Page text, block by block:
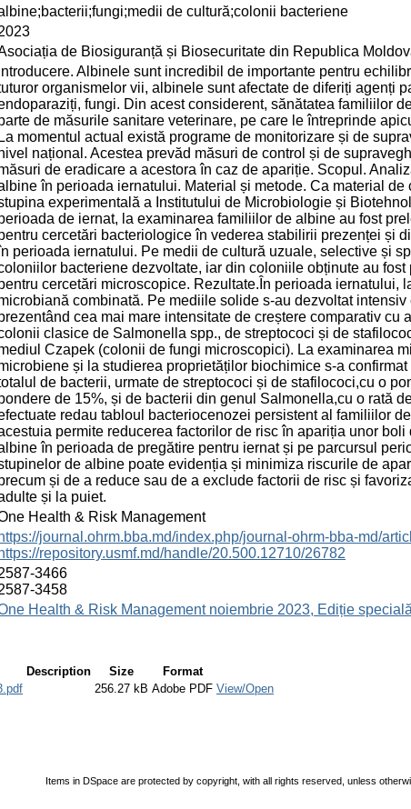
de cultură;colonii bacteriene
de Biosiguranță și Biosecuritate din Republica
Introducere. Albinele sunt incredibil de importante pentru
organismelor vii, albinele sunt afectate de diferiți agenți
fungi. Din acest considerent, sănătatea familiilor
de măsurile sanitare veterinare, pe care le întreprinde
La momentul actual există programe de monitorizare și de
național. Acestea prevăd măsuri de control și de
de eradicare a acestora în caz de apariție. Scopul.
în perioada iernatului. Material și metode. Ca material
experimentală a Institutului de Microbiologie și
de iernat, la examinarea familiilor de albine au fost
cercetări bacteriologice în vederea stabilirii prezenței și
perioada iernatului. Pe medii de cultură uzuale, selective și
bacteriene dezvoltate, iar din coloniile obținute au
cercetări microscopice. Rezultate.În perioada iernatului,
combinată. Pe mediile solide s-au dezvoltat
cea mai mare intensitate de creștere comparativ cu
clasice de Salmonella spp., de streptococi și de
Czapek (colonii de fungi microscopici). La examinarea
și la studierea proprietăților biochimice s-a
de bacterii, urmate de streptococi și de stafilococi,cu o
de 15%, și de bacterii din genul Salmonella,cu o rată
redau tabloul bacteriocenozei persistent al familiilor
permite reducerea factorilor de risc în apariția unor
în perioada de pregătire pentru iernat și pe parcursul
de albine poate evidenția și minimiza riscurile de
și de a reduce sau de a exclude factorii de risc și
și la puiet.
Health & Risk Management
https://journal.ohrm.bba.md/index.php/journal-ohrm-bba-md/
https://repository.usmf.md/handle/20.500.12710/26782
3466
3458
Health & Risk Management noiembrie 2023, Ediție specială
Description Size
Format
256.27 kB Adobe PDF View/Open
Items in DSpace are protected by copyright, with all rights reserved, unless